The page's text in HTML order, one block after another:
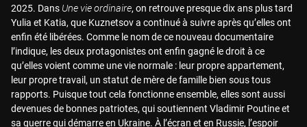
2025. Dans Une vie ordinaire, on retrouve presque dix ans plus tard
Yulia et Katia, que Kuznetsov a continué à suivre après qu’elles ont
enfin été libérées. Comme le nom de ce nouveau documentaire
l’indique, les deux protagonistes ont enfin gagné le droit à ce
qu’elles voient comme une vie normale : leur propre appartement,
leur propre travail, un statut de mère de famille bien sous tous
rapports. Puisque tout cela fonctionne ensemble, elles sont aussi
devenues de bonnes patriotes, qui soutiennent Vladimir Poutine et
sa guerre qui démarre en Ukraine. À l’écran et en Russie, l’espoir